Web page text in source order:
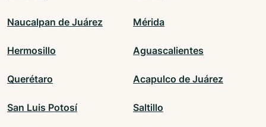
Naucalpan de Juárez Mérida
Hermosillo Aguascalientes
Querétaro Acapulco de Juárez
San Luis Potosí Saltillo